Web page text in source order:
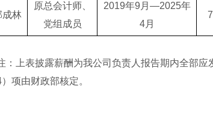
成林
原总会计师、
党组成员
2019年9月—2025年
4月
：上表披露薪酬为我公司负责人报告期内全部应
）项由财政部核定。